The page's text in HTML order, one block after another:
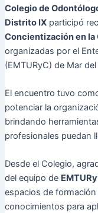
Colegio de
Distrito IXparticipó
Concientización en la
organizadas por el
(EMTURyC) de Mar del
El encuentro tuvo
potenciar la
brindando
profesionales puedan
Desde el Colegio,
del equipo de
espacios de
conocimientos para